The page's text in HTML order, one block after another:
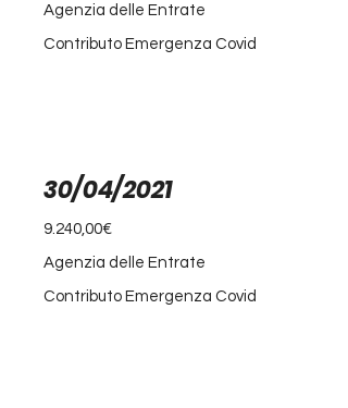
Agenzia delle Entrate
Contributo Emergenza Covid
30/04/2021
9.240,00€
Agenzia delle Entrate
Contributo Emergenza Covid